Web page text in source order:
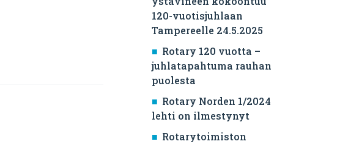
120-vuotisjuhlaan
Tampereelle 24.5.2025
Rotary 120 vuotta –
juhlatapahtuma rauhan
puolesta
Rotary Norden 1/2024
lehti on ilmestynyt
Rotarytoimiston